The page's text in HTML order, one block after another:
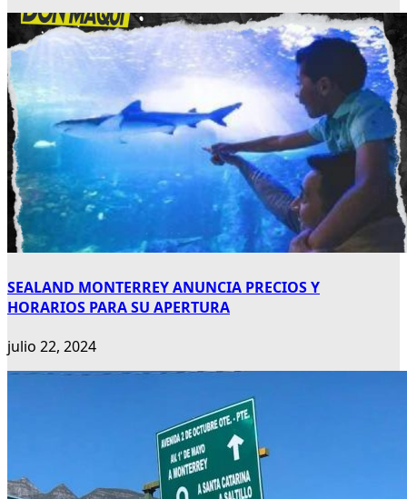
SEALAND MONTERREY ANUNCIA PRECIOS Y
HORARIOS PARA SU APERTURA
julio 22, 2024